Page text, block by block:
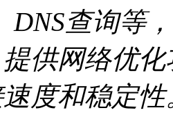
DNS查询等
供网络优
度和稳定性